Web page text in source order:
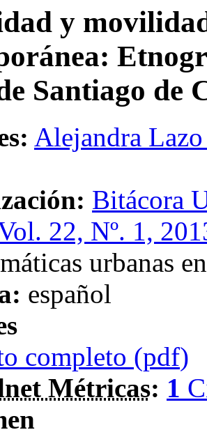
y
:
Santiago de
Alejandra
Bitácora
22, Nº. 1,
urbanas
español
completo (pdf)
Métricas: 1